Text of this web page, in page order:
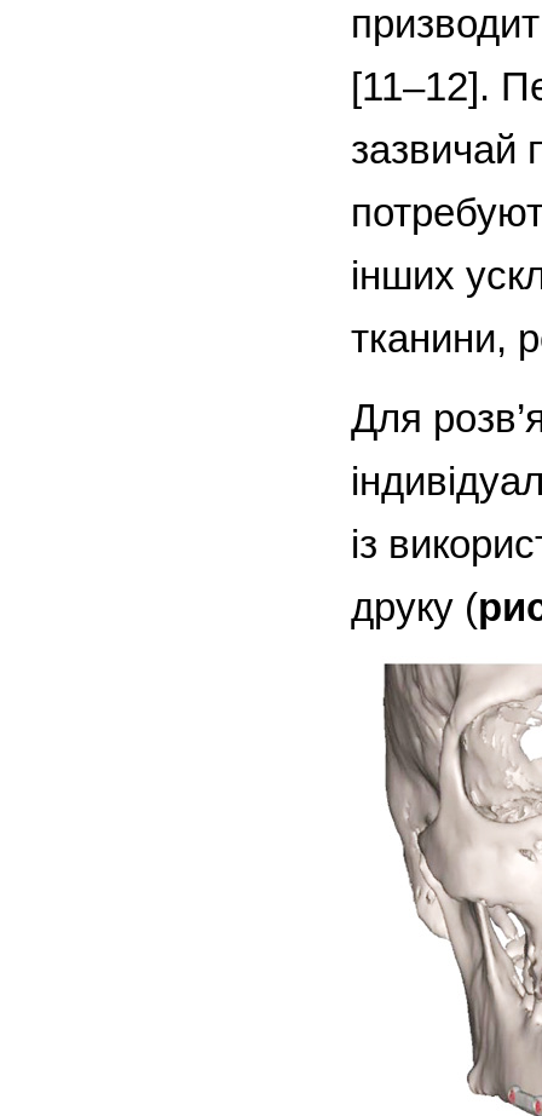
[11–12].
зазвичай
інших
тканини,
Для
із
друку (